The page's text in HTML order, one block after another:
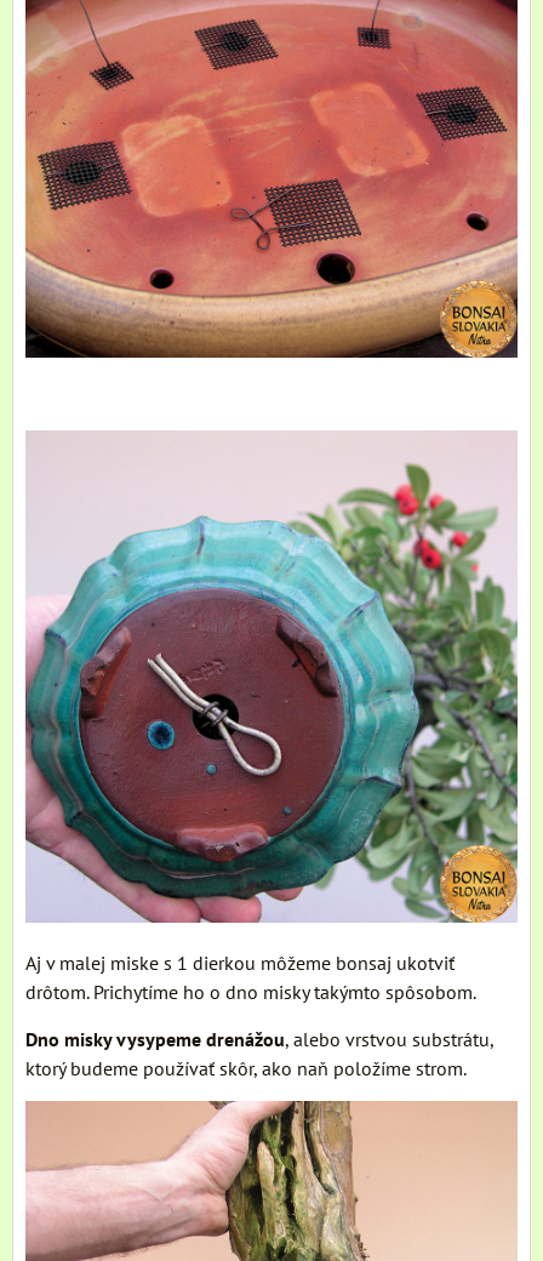
Aj v malej miske s 1 dierkou môžeme bonsaj ukotviť
drôtom. Prichytíme ho o dno misky takýmto spôsobom.
Dno misky vysypeme drenážou, alebo vrstvou substrátu,
ktorý budeme používať skôr, ako naň položíme strom.